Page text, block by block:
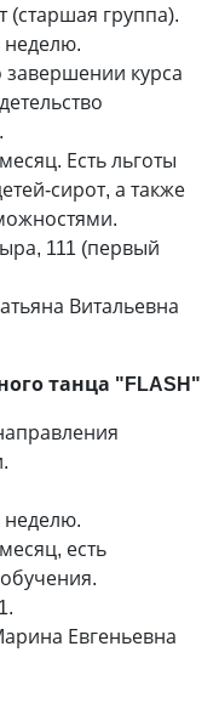
(старшая группа).
неделю.
завершении курса
Есть льготы
сирот, а также
111 (первый
Витальевна
танца "FLASH"
неделю.
есть
Евгеньевна